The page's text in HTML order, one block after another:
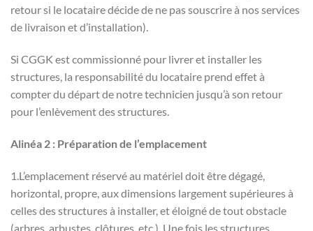
retour si le locataire décide de ne pas souscrire à nos services
de livraison et d’installation).
Si CGGK est commissionné pour livrer et installer les
structures, la responsabilité du locataire prend effet à
compter du départ de notre technicien jusqu’à son retour
pour l’enlèvement des structures.
Alinéa 2 : Préparation de l’emplacement
1.L’emplacement réservé au matériel doit être dégagé,
horizontal, propre, aux dimensions largement supérieures à
celles des structures à installer, et éloigné de tout obstacle
(arbres, arbustes, clôtures, etc.). Une fois les structures